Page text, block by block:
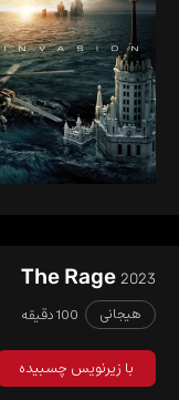
The Rage 2023
هیجانی 100 دقیقه
با زیرنویس چسبیده